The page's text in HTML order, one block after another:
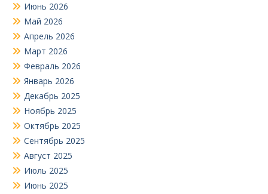
Июнь 2026
Май 2026
Апрель 2026
Март 2026
Февраль 2026
Январь 2026
Декабрь 2025
Ноябрь 2025
Октябрь 2025
Сентябрь 2025
Август 2025
Июль 2025
Июнь 2025